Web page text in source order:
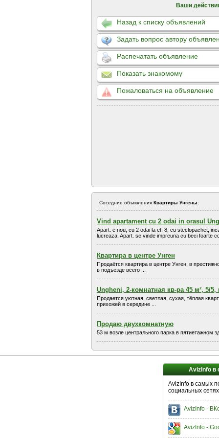
Ваши
Назад к списку объявлений
Задать вопрос автору
Распечатать объявление
Показать знакомому
Пожаловаться на объявление
Соседние объявления Квартиры Унгены:
Vind apartament cu 2 odai in orasul
Apart. e nou, cu 2 odai la et. 8, cu steclopachet,
lucreaza. Apart. se vinde impreuna cu beci foarte
Квартира в центре Унген
Продаётся квартира в центре Унген, в
в подъезде всего ...
Ungheni, 2-комнатная кв-ра 45 м², 5/5,
Продается уютная, светлая, сухая, тёплая
прихожей в середине ...
Продаю двухкомнатную
53 м возле центрального парка в пятиетажном
AvizInfo в
AvizInfo в самых
социальных
AvizInfo -
AvizInfo -